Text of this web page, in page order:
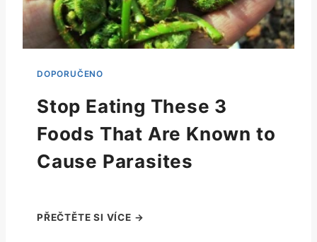
Stop Eating These 3
Foods That Are Known to
Cause Parasites